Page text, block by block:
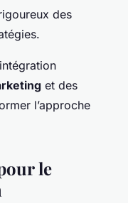
des
et des
l’approche
le